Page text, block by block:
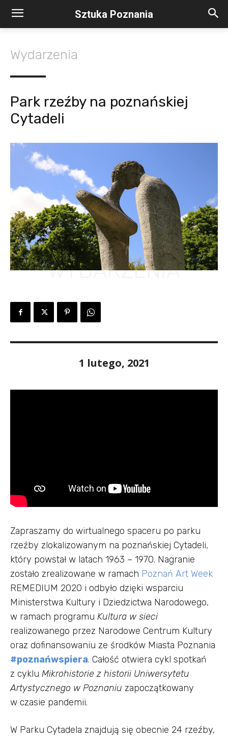
Sztuka Poznania
Wydarzenia
Park rzeźby na poznańskiej
Cytadeli
WYDARZENIA
1 lutego, 2021
Zapraszamy do wirtualnego spaceru po parku
rzeźby zlokalizowanym na poznańskiej Cytadeli,
który powstał w latach 1963 – 1970. Nagranie
zostało zrealizowane w ramach Poznań Art Week
REMEDIUM 2020 i odbyło dzięki wsparciu
Ministerstwa Kultury i Dziedzictwa Narodowego,
w ramach programu Kultura w sieci
realizowanego przez Narodowe Centrum Kultury
oraz dofinansowaniu ze środków Miasta Poznania
#poznańwspiera. Całość otwiera cykl spotkań
z cyklu Mikrohistorie z historii Uniwersytetu
Artystycznego w Poznaniu zapoczątkowany
w czasie pandemii.
W Parku Cytadela znajdują się obecnie 24 rzeźby,